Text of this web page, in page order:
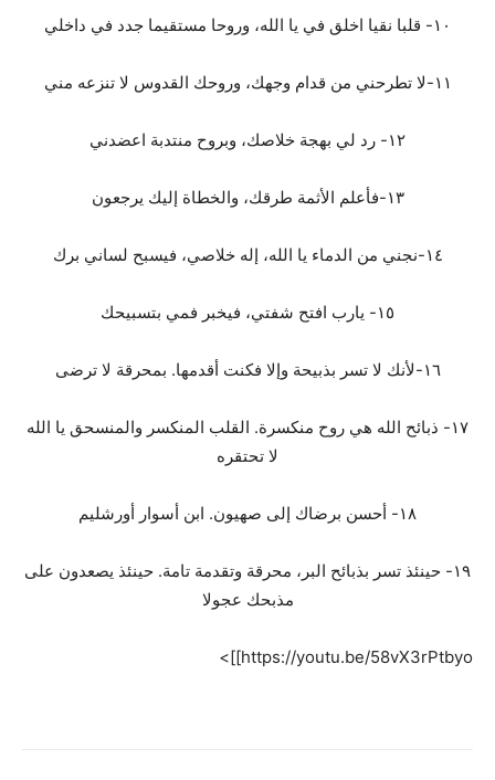
١٠- قلبا نقيا اخلق في يا الله، وروحا مستقيما جدد في داخلي
١١-لا تطرحني من قدام وجهك، وروحك القدوس لا تنزعه مني
١٢- رد لي بهجة خلاصك، وبروح منتدبة اعضدني
١٣-فأعلم الأثمة طرقك، والخطاة إليك يرجعون
١٤-نجني من الدماء يا الله، إله خلاصي، فيسبح لساني برك
١٥- يارب افتح شفتي، فيخبر فمي بتسبيحك
١٦-لأنك لا تسر بذبيحة وإلا فكنت أقدمها. بمحرقة لا ترضى
١٧- ذبائح الله هي روح منكسرة. القلب المنكسر والمنسحق يا الله
لا تحتقره
١٨- أحسن برضاك إلى صهيون. ابن أسوار أورشليم
١٩- حينئذ تسر بذبائح البر، محرقة وتقدمة تامة. حينئذ يصعدون على
مذبحك عجولا
https://youtu.be/58vX3rPtbyo]]>